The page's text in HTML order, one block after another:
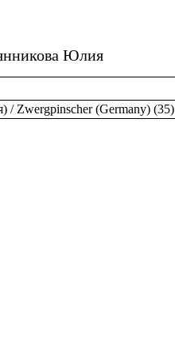
Юлия
/ Zwergpinscher (Germany) (35)